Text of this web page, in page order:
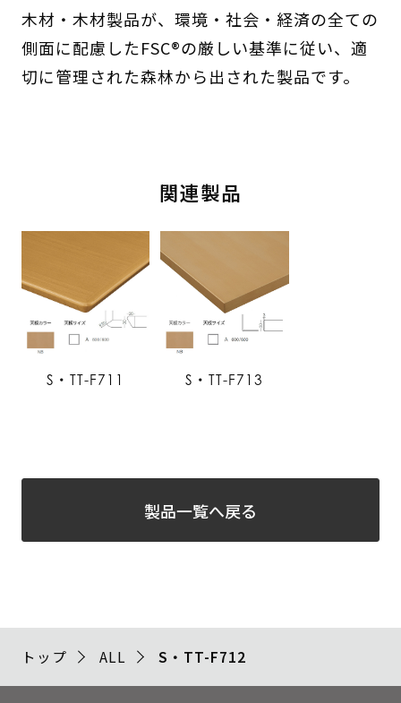
木材・木材製品が、環境・社会・経済の全ての
側面に配慮したFSC®の厳しい基準に従い、適
切に管理された森林から出された製品です。
関連製品
S・TT-F711 S・TT-F713
製品一覧へ戻る
トップ ALL S・TT-F712